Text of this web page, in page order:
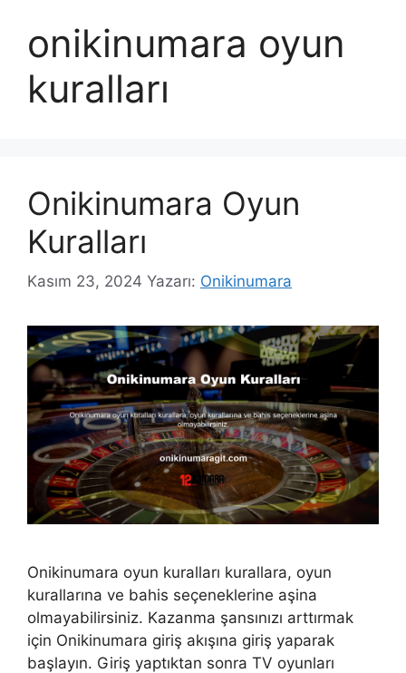
onikinumara oyun
kuralları
Onikinumara Oyun
Kuralları
Kasım 23, 2024 Yazarı: Onikinumara
Onikinumara oyun kuralları kurallara, oyun
kurallarına ve bahis seçeneklerine aşina
olmayabilirsiniz. Kazanma şansınızı arttırmak
için Onikinumara giriş akışına giriş yaparak
başlayın. Giriş yaptıktan sonra TV oyunları